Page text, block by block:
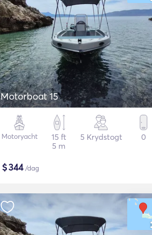
Motorboat 15
Motoryacht
15 ft
5 m
5 Krydstogt 0
$344/dag